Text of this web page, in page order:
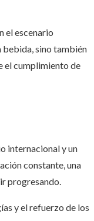
el escenario
bebida, sino también
el cumplimiento de
internacional y un
constante, una
progresando.
y el refuerzo de los